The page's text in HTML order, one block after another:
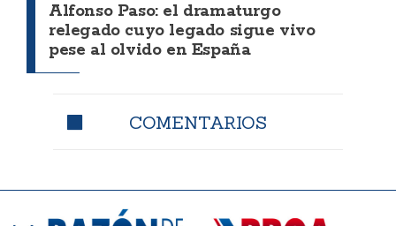
Alfonso Paso: el dramaturgo
relegado cuyo legado sigue vivo
pese al olvido en España
COMENTARIOS